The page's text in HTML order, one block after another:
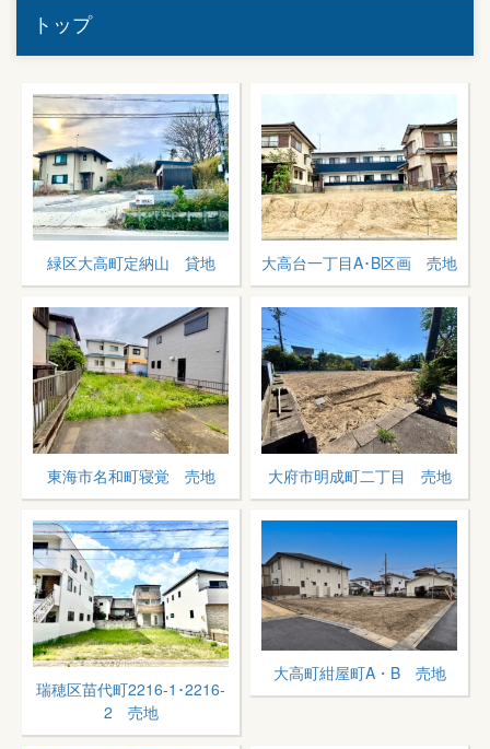
トップ
緑区大高町定納山 貸地 大高台一丁目A･B区画 売地
東海市名和町寝覚 売地 大府市明成町二丁目 売地
瑞穂区苗代町2216-1･2216-
2 売地
大高町紺屋町A・B 売地